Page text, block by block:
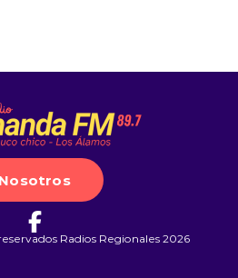
Nosotros
Radios Regionales 2026